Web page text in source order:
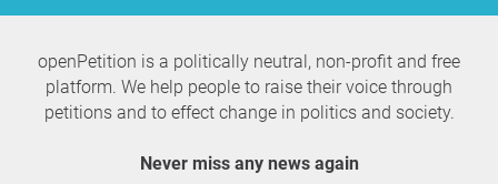
openPetition is a politically neutral, non-profit and free
platform. We help people to raise their voice through
petitions and to effect change in politics and society.
Never miss any news again